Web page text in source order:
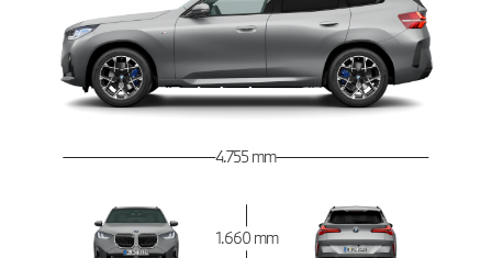
4.755 mm
1.660 mm